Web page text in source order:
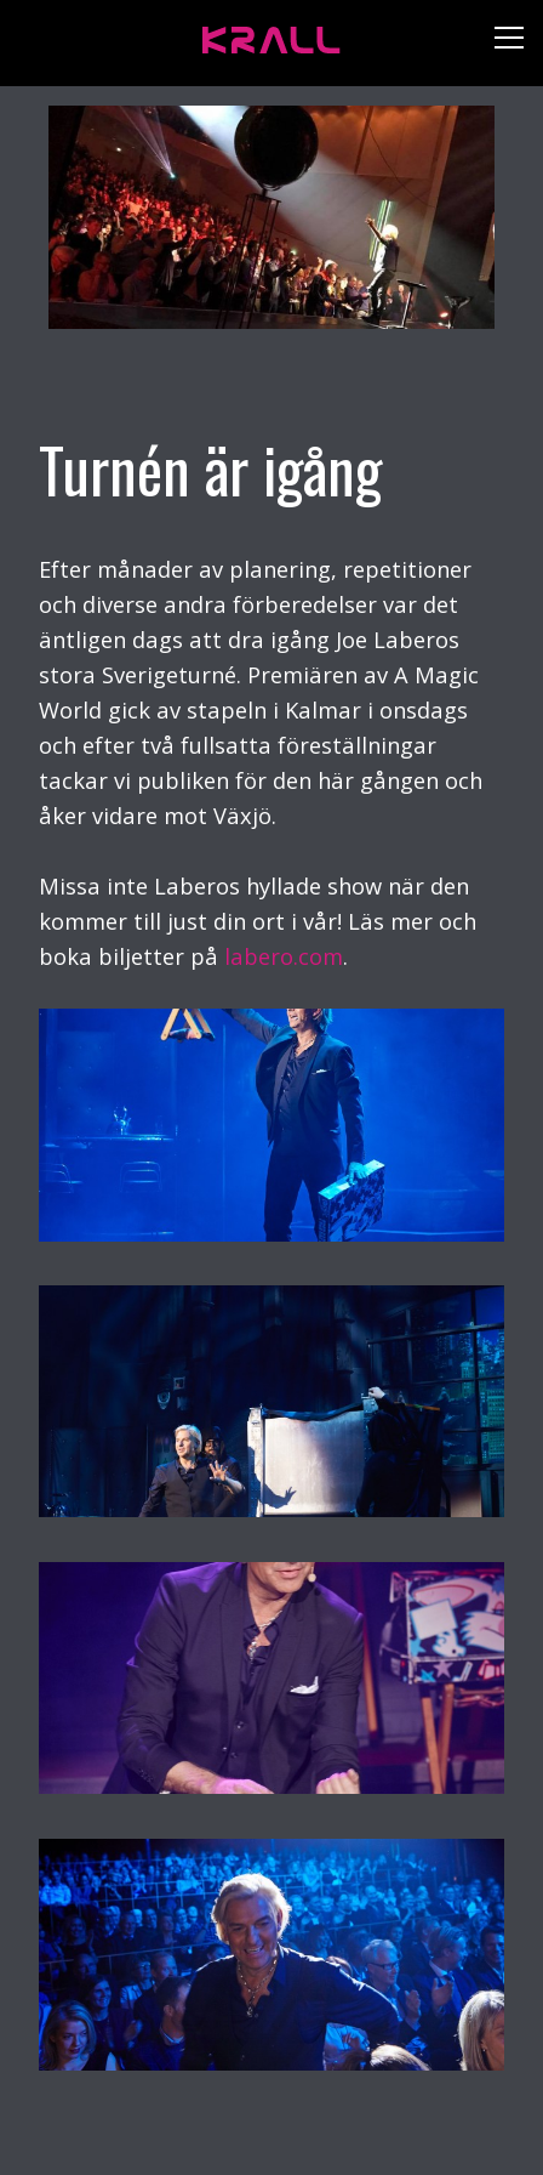
Turnén är igång
Efter månader av planering, repetitioner
och diverse andra förberedelser var det
äntligen dags att dra igång Joe Laberos
stora Sverigeturné. Premiären av A Magic
World gick av stapeln i Kalmar i onsdags
och efter två fullsatta föreställningar
tackar vi publiken för den här gången och
åker vidare mot Växjö.
Missa inte Laberos hyllade show när den
kommer till just din ort i vår! Läs mer och
boka biljetter på labero.com.